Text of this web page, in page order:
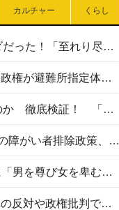
カルチャー くらし
高市首相の熊本地震避難所視察は北朝鮮並みのプロパガンダだった！「至れり尽くせり」の選ばれた避難所の一方で実態は…
〈#ミサイルよりクーラーを〉は正当な批判だ！ 歴代自民党政権が避難所指定体育館へのエアコン設置を遅らせてきた客観的事実
高市首相の「休んでない」「寝てない」アピールは本当なのか 徹底検証！ 「資料読み込み」「アイロンがけ」も矛盾だらけ…
相模原事件から10年──植松死刑囚の優生思想と、安倍政権の障がい者排除政策、右派勢力の差別主義との関係を改めて問う
“男系男子の皇位継承”は明治期の創作！ 旧皇室典範策定時に「男を尊び女を卑むの慣習、人民の脳髄」とトンデモ論で女性天皇を否定
山里亮太が『DayDay.』で国会前の高市批判デモを「政策への反対や政権批判でない」と捻じ曲げ解説 デモ参加者から批判殺到